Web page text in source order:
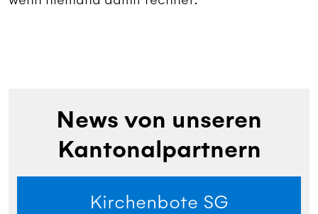
News von unseren
Kantonalpartnern
Kirchenbote SG